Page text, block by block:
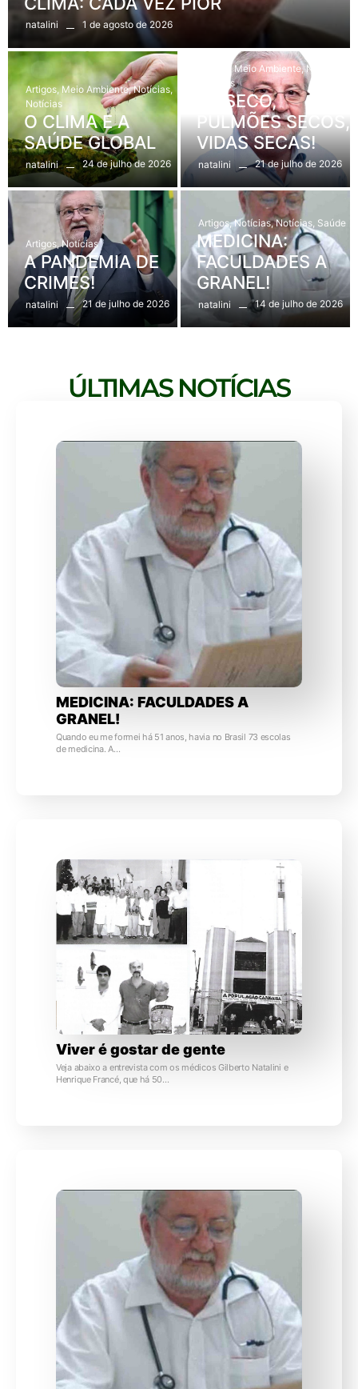
natalini 1 de agosto de 2026
Artigos, Meio Ambiente, Notícias,
Notícias
O CLIMA E A
SAÚDE GLOBAL
natalini 24 de julho de 2026
Meio Ambiente, Notícias
Notícias
AR SECO,
PULMÕES SECOS,
VIDAS SECAS!
natalini 21 de julho de 2026
Artigos Notícias
A PANDEMIA DE
CRIMES!
natalini 21 de julho de 2026
Artigos, Notícias, Notícias Saúde
MEDICINA:
FACULDADES A
GRANEL!
natalini 14 de julho de 2026
ÚLTIMAS NOTÍCIAS
MEDICINA: FACULDADES A
GRANEL!
Quando eu me formei há 51 anos, havia no Brasil 73 escolas
de medicina. A…
Viver é gostar de gente
Veja abaixo a entrevista com os médicos Gilberto Natalini e
Henrique Francé, que há 50…